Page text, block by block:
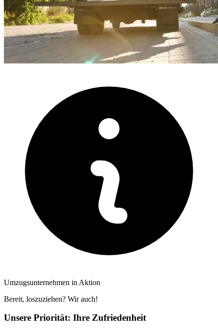
Umzugsunternehmen in Aktion
Bereit, loszuziehen? Wir auch!
Unsere Priorität: Ihre Zufriedenheit